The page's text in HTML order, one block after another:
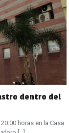
dentro del
horas en la Casa